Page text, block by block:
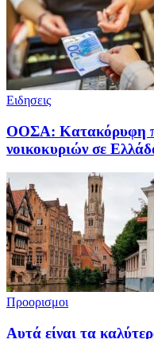
Ειδησεις
ΟΟΣΑ: Κατακόρυφη
νοικοκυριών σε
Προορισμοι
Αυτά είναι τα